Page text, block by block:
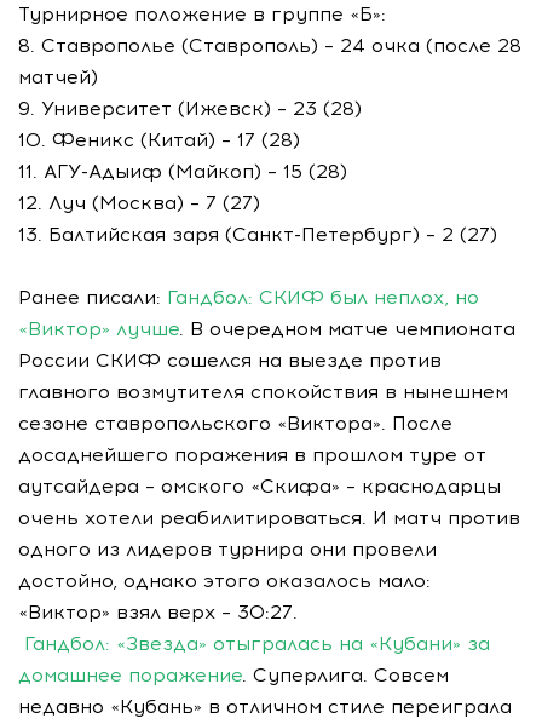
Турнирное положение в группе «Б»:
8. Ставрополье (Ставрополь) – 24 очка (после 28
матчей)
9. Университет (Ижевск) – 23 (28)
10. Феникс (Китай) – 17 (28)
11. АГУ-Адыиф (Майкоп) – 15 (28)
12. Луч (Москва) – 7 (27)
13. Балтийская заря (Санкт-Петербург) – 2 (27)
Ранее писали: Гандбол: СКИФ был неплох, но
«Виктор» лучше. В очередном матче чемпионата
России СКИФ сошелся на выезде против
главного возмутителя спокойствия в нынешнем
сезоне ставропольского «Виктора». После
досаднейшего поражения в прошлом туре от
аутсайдера – омского «Скифа» – краснодарцы
очень хотели реабилитироваться. И матч против
одного из лидеров турнира они провели
достойно, однако этого оказалось мало:
«Виктор» взял верх – 30:27.
Гандбол: «Звезда» отыгралась на «Кубани» за
домашнее поражение. Суперлига. Совсем
недавно «Кубань» в отличном стиле переиграла